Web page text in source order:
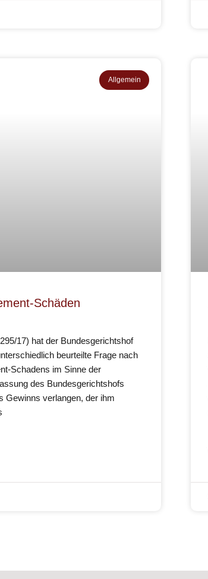
Allgemein
Schäden
17) hat der Bundesgerichtshof
beurteilte Frage nach
Schadens im Sinne der
des Bundesgerichtshofs
Gewinns verlangen, der ihm